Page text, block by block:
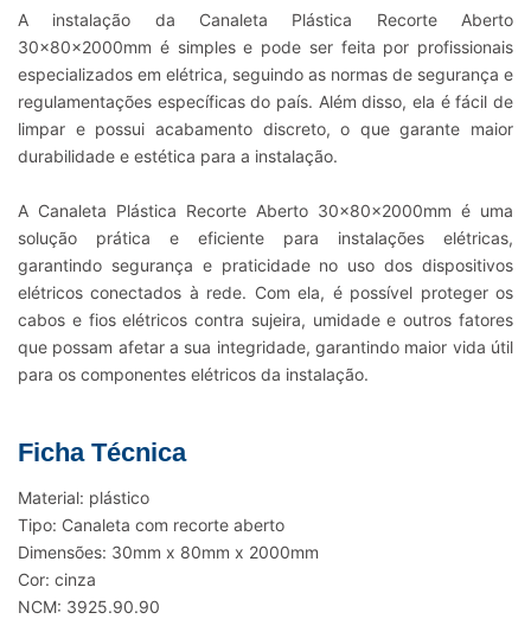
A instalação da Canaleta Plástica Recorte Aberto
30x80x2000mm é simples e pode ser feita por profissionais
especializados em elétrica, seguindo as normas de segurança e
regulamentações específicas do país. Além disso, ela é fácil de
limpar e possui acabamento discreto, o que garante maior
durabilidade e estética para a instalação.
A Canaleta Plástica Recorte Aberto 30x80x2000mm é uma
solução prática e eficiente para instalações elétricas,
garantindo segurança e praticidade no uso dos dispositivos
elétricos conectados à rede. Com ela, é possível proteger os
cabos e fios elétricos contra sujeira, umidade e outros fatores
que possam afetar a sua integridade, garantindo maior vida útil
para os componentes elétricos da instalação.
Ficha Técnica
Material: plástico
Tipo: Canaleta com recorte aberto
Dimensões: 30mm x 80mm x 2000mm
Cor: cinza
NCM: 3925.90.90